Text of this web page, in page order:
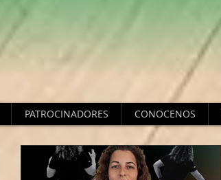
PATROCINADORES CONOCENOS